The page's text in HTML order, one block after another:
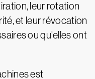
leur rotation
et leur révocation
ou qu'elles ont
est